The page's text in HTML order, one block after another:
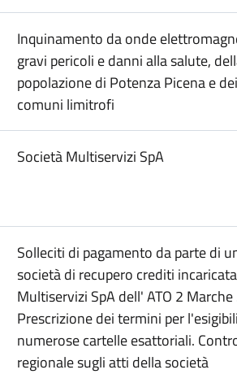
Inquinamento da onde
gravi pericoli e danni alla salute,
popolazione di Potenza Picena e dei
comuni limitrofi
Società Multiservizi SpA
Solleciti di pagamento da parte di
società di recupero crediti
Multiservizi SpA dell' ATO 2 Marche
Prescrizione dei termini per
numerose cartelle esattoriali.
regionale sugli atti della società